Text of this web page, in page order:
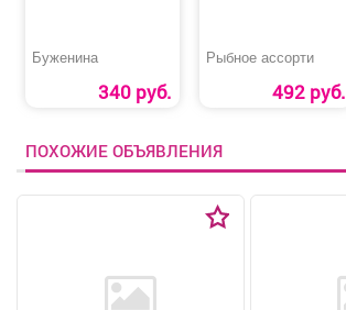
Буженина
340 руб.
Рыбное ассорти
492 руб.
ПОХОЖИЕ ОБЪЯВЛЕНИЯ